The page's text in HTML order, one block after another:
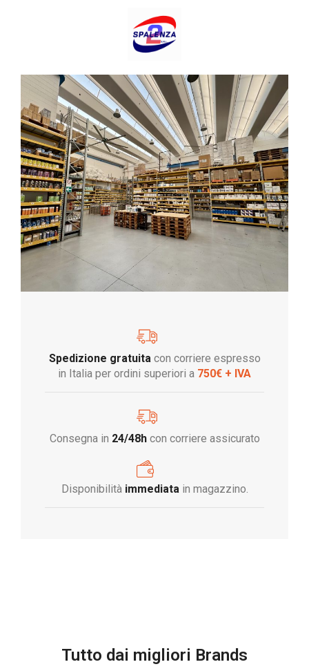
Spedizione gratuita con corriere espresso
in Italia per ordini superiori a 750€ + IVA
Consegna in 24/48hcon corriere assicurato
Disponibilità immediata in magazzino.
Tutto dai migliori Brands